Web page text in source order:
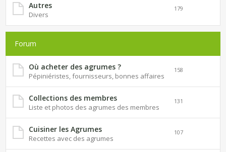
Autres
Divers
179
Forum
Où acheter des agrumes ?
Pépiniéristes, fournisseurs, bonnes affaires
158
Collections des membres
Liste et photos des agrumes des membres
131
Cuisiner les Agrumes
Recettes avec des agrumes
107